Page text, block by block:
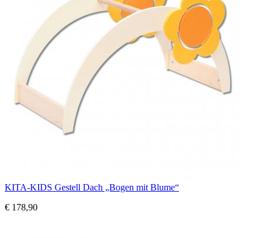
KITA-KIDS Gestell Dach „Bogen mit Blume“
€ 178,90